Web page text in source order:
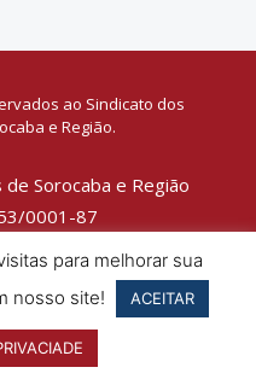
ao Sindicato dos
e Região.
Sorocaba e Região
0001-87
para melhorar sua
nosso site!
ACEITAR